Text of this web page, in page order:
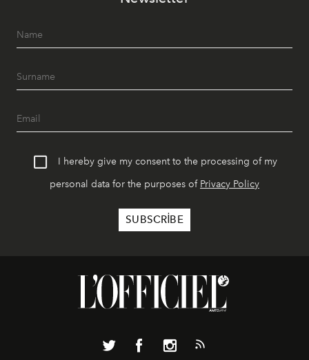
I hereby give my consent to the processing of my
personal data for the purposes of Privacy Policy